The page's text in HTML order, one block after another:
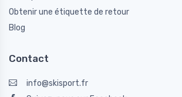
Obtenir une étiquette de retour
Blog
Contact
info@skisport.fr